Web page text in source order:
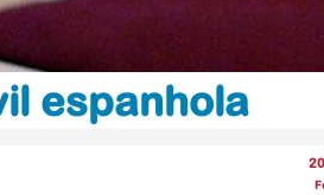
espanhola